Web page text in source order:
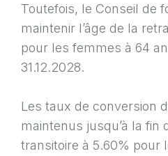
Toutefois, le Conseil de
maintenir l’âge de la
pour les femmes à 64
31.12.2028.
Les taux de conversion
maintenus jusqu’à la fin
transitoire à 5.60% pour